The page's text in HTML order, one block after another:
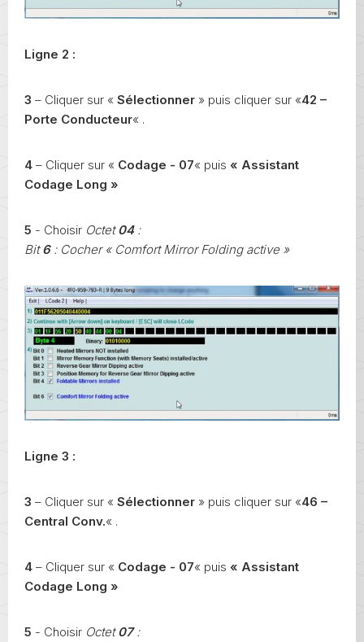
Ligne 2 :
3 – Cliquer sur « Sélectionner » puis cliquer sur «42 –
Porte Conducteur« .
4 – Cliquer sur « Codage - 07« puis « Assistant
Codage Long »
5 - Choisir Octet04:
Bit6: Cocher « Comfort Mirror Folding active »
Ligne 3 :
3 – Cliquer sur « Sélectionner » puis cliquer sur «46 –
Central Conv.« .
4 – Cliquer sur « Codage - 07« puis « Assistant
Codage Long »
5 - Choisir Octet07: